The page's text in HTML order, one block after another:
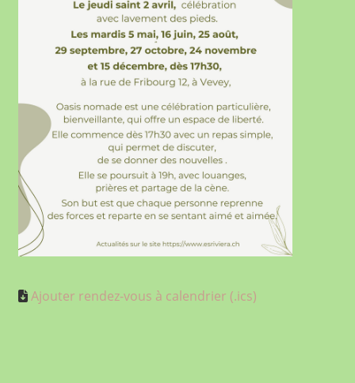
Ajouter rendez-vous à calendrier (.ics)